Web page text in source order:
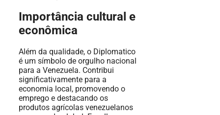
Importância cultural e
econômica
Além da qualidade, o Diplomatico
é um símbolo de orgulho nacional
para a Venezuela. Contribui
significativamente para a
economia local, promovendo o
emprego e destacando os
produtos agrícolas venezuelanos